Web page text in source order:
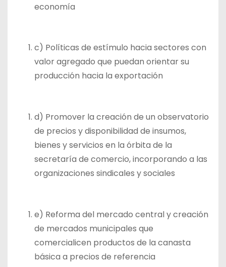
economía
c) Políticas de estímulo hacia sectores con
valor agregado que puedan orientar su
producción hacia la exportación
d) Promover la creación de un observatorio
de precios y disponibilidad de insumos,
bienes y servicios en la órbita de la
secretaría de comercio, incorporando a las
organizaciones sindicales y sociales
e) Reforma del mercado central y creación
de mercados municipales que
comercialicen productos de la canasta
básica a precios de referencia